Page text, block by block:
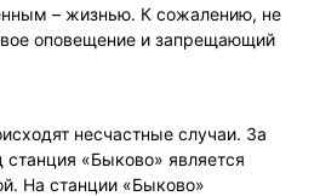
– жизнью. К сожалению, не
оповещение и запрещающий
несчастные случаи. За
«Быково» является
На станции «Быково»